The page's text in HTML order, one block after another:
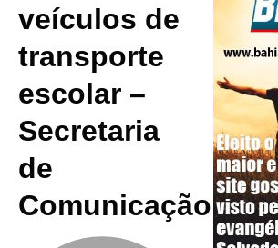
veículos de
transporte
escolar –
Secretaria
de
Comunicação